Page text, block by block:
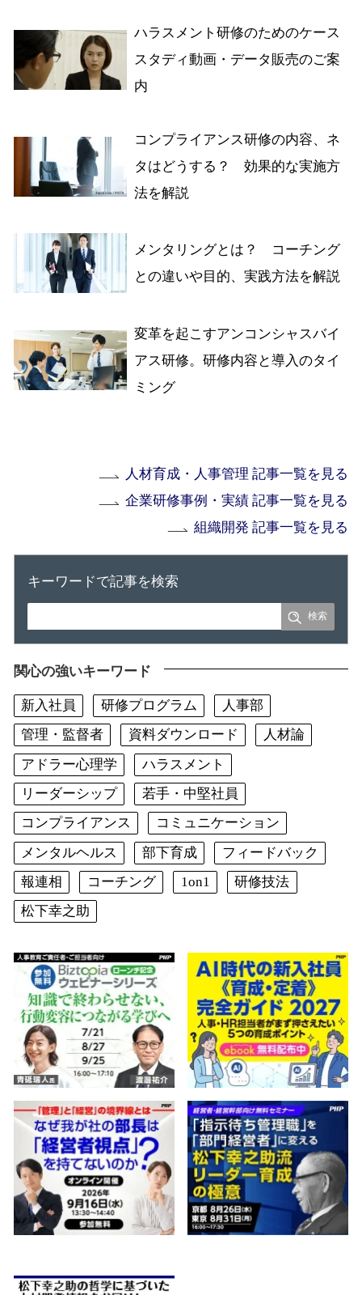
ハラスメント研修のためのケース
スタディ動画・データ販売のご案
内
コンプライアンス研修の内容、ネ
タはどうする？ 効果的な実施方
法を解説
メンタリングとは？ コーチング
との違いや目的、実践方法を解説
変革を起こすアンコンシャスバイ
アス研修。研修内容と導入のタイ
ミング
人材育成・人事管理 記事一覧を見る
企業研修事例・実績 記事一覧を見る
組織開発 記事一覧を見る
キーワードで記事を検索
関心の強いキーワード
新入社員 研修プログラム
人事部
管理・監督者
資料ダウンロード
人材論
アドラー心理学
ハラスメント
リーダーシップ
若手・中堅社員
コンプライアンス
コミュニケーション
メンタルヘルス
部下育成
フィードバック
報連相
コーチング 1on1
研修技法
松下幸之助